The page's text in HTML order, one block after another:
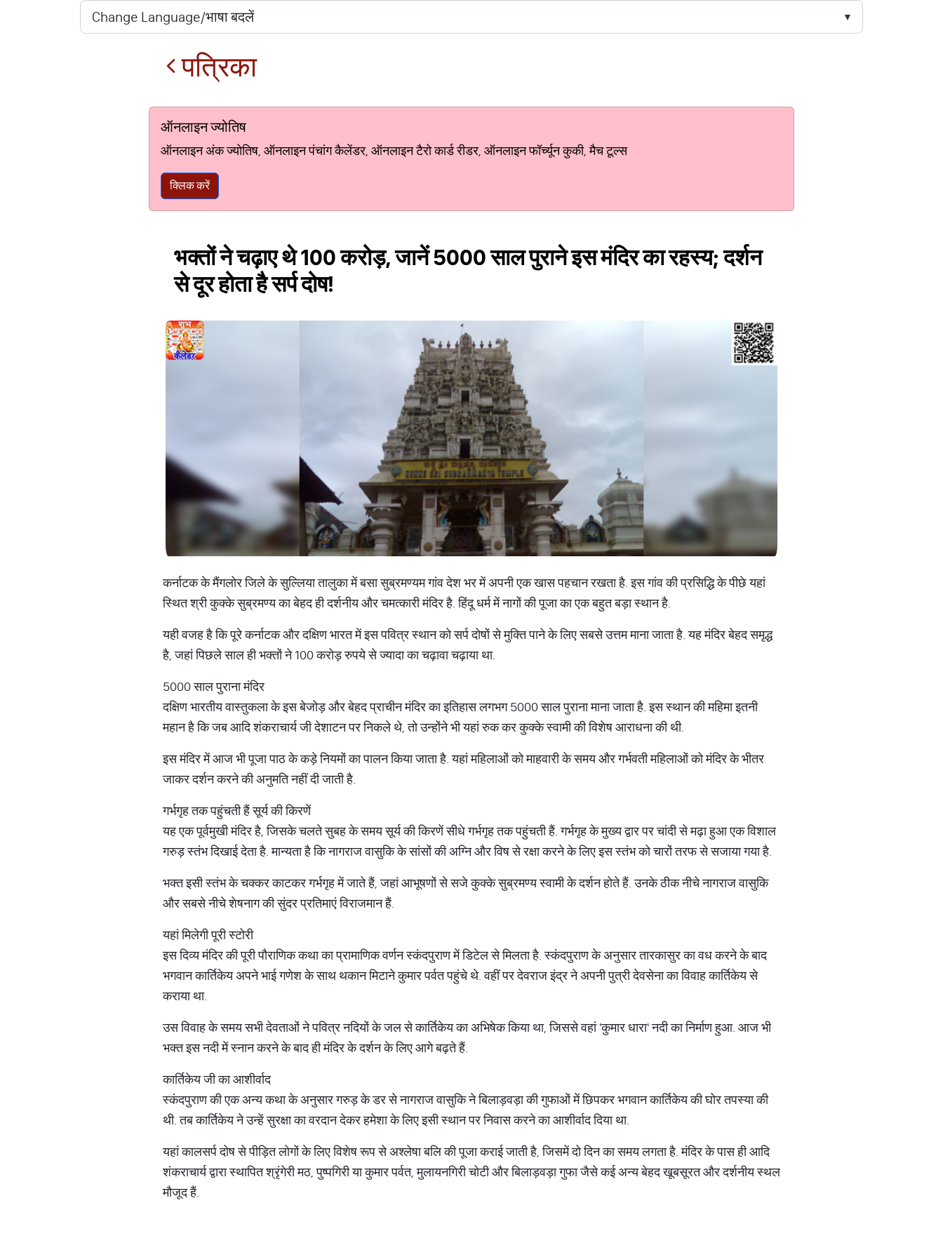
पत्रिका
ऑनलाइन ज्योतिष
ऑनलाइन अंक ज्योतिष, ऑनलाइन पंचांग कैलेंडर, ऑनलाइन टैरो कार्ड रीडर, ऑनलाइन फॉर्च्यून कुकी, मैच टूल्स
क्लिक करें
भक्तों ने चढ़ाए थे 100 करोड़, जानें 5000 साल पुराने इस मंदिर का रहस्य; दर्शन
से दूर होता है सर्प दोष!
कर्नाटक के मैंगलोर जिले के सुल्लिया तालुका में बसा सुब्रमण्यम गांव देश भर में अपनी एक खास पहचान रखता है. इस गांव की प्रसिद्धि के पीछे यहां
स्थित श्री कुक्के सुब्रमण्य का बेहद ही दर्शनीय और चमत्कारी मंदिर है. हिंदू धर्म में नागों की पूजा का एक बहुत बड़ा स्थान है.
यही वजह है कि पूरे कर्नाटक और दक्षिण भारत में इस पवित्र स्थान को सर्प दोषों से मुक्ति पाने के लिए सबसे उत्तम माना जाता है. यह मंदिर बेहद समृद्ध
है, जहां पिछले साल ही भक्तों ने 100 करोड़ रुपये से ज्यादा का चढ़ावा चढ़ाया था.
5000 साल पुराना मंदिर
दक्षिण भारतीय वास्तुकला के इस बेजोड़ और बेहद प्राचीन मंदिर का इतिहास लगभग 5000 साल पुराना माना जाता है. इस स्थान की महिमा इतनी
महान है कि जब आदि शंकराचार्य जी देशाटन पर निकले थे, तो उन्होंने भी यहां रुक कर कुक्के स्वामी की विशेष आराधना की थी.
इस मंदिर में आज भी पूजा पाठ के कड़े नियमों का पालन किया जाता है. यहां महिलाओं को माहवारी के समय और गर्भवती महिलाओं को मंदिर के भीतर
जाकर दर्शन करने की अनुमति नहीं दी जाती है.
गर्भगृह तक पहुंचती हैं सूर्य की किरणें
यह एक पूर्वमुखी मंदिर है, जिसके चलते सुबह के समय सूर्य की किरणें सीधे गर्भगृह तक पहुंचती हैं. गर्भगृह के मुख्य द्वार पर चांदी से मढ़ा हुआ एक विशाल
गरुड़ स्तंभ दिखाई देता है. मान्यता है कि नागराज वासुकि के सांसों की अग्नि और विष से रक्षा करने के लिए इस स्तंभ को चारों तरफ से सजाया गया है.
भक्त इसी स्तंभ के चक्कर काटकर गर्भगृह में जाते हैं, जहां आभूषणों से सजे कुक्के सुब्रमण्य स्वामी के दर्शन होते हैं. उनके ठीक नीचे नागराज वासुकि
और सबसे नीचे शेषनाग की सुंदर प्रतिमाएं विराजमान हैं.
यहां मिलेगी पूरी स्टोरी
इस दिव्य मंदिर की पूरी पौराणिक कथा का प्रामाणिक वर्णन स्कंदपुराण में डिटेल से मिलता है. स्कंदपुराण के अनुसार तारकासुर का वध करने के बाद
भगवान कार्तिकेय अपने भाई गणेश के साथ थकान मिटाने कुमार पर्वत पहुंचे थे. वहीं पर देवराज इंद्र ने अपनी पुत्री देवसेना का विवाह कार्तिकेय से
कराया था.
उस विवाह के समय सभी देवताओं ने पवित्र नदियों के जल से कार्तिकेय का अभिषेक किया था, जिससे वहां 'कुमार धारा' नदी का निर्माण हुआ. आज भी
भक्त इस नदी में स्नान करने के बाद ही मंदिर के दर्शन के लिए आगे बढ़ते हैं.
कार्तिकेय जी का आशीर्वाद
स्कंदपुराण की एक अन्य कथा के अनुसार गरुड़ के डर से नागराज वासुकि ने बिलाड़वड़ा की गुफाओं में छिपकर भगवान कार्तिकेय की घोर तपस्या की
थी. तब कार्तिकेय ने उन्हें सुरक्षा का वरदान देकर हमेशा के लिए इसी स्थान पर निवास करने का आशीर्वाद दिया था.
यहां कालसर्प दोष से पीड़ित लोगों के लिए विशेष रूप से अश्लेषा बलि की पूजा कराई जाती है, जिसमें दो दिन का समय लगता है. मंदिर के पास ही आदि
शंकराचार्य द्वारा स्थापित श्रृंगेरी मठ, पुष्पगिरी या कुमार पर्वत, मुलायनगिरी चोटी और बिलाड़वड़ा गुफा जैसे कई अन्य बेहद खूबसूरत और दर्शनीय स्थल
मौजूद हैं.